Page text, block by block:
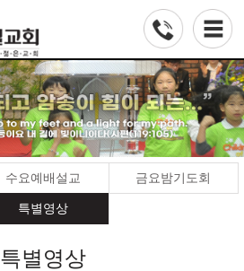
수요예배설교 금요밤기도회
특별영상
특별영상